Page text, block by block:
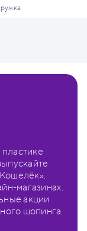
магазинах.
акции
шопинга